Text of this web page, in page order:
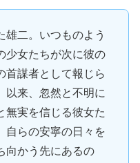
雄二。いつものよう
少女たちが次に彼の
首謀者として報じら
以来、忽然と不明に
無実を信じる彼女た
自らの安寧の日々を
向かう先にあるの